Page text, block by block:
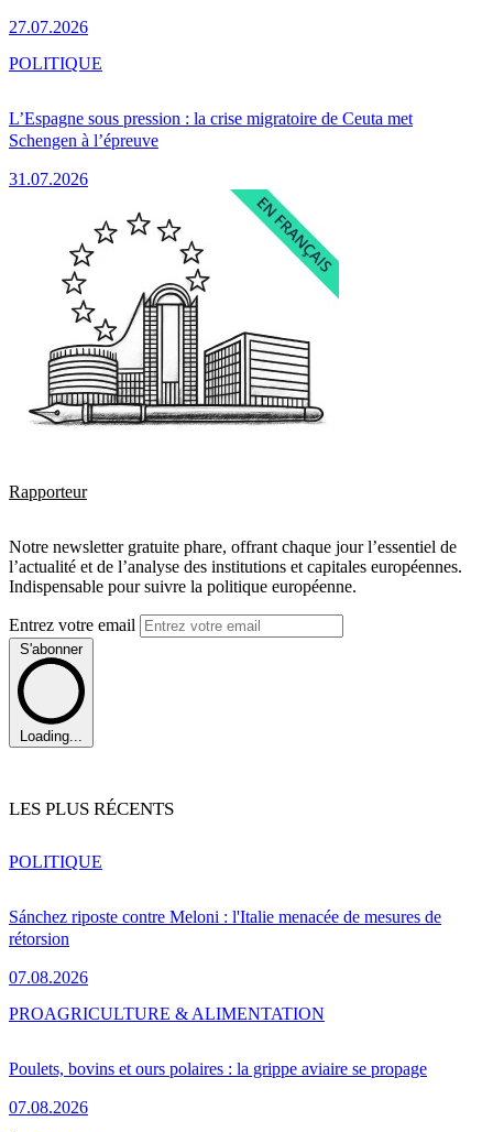
27.07.2026
L’Espagne sous pression : la crise migratoire de Ceuta met
Schengen à l’épreuve
31.07.2026
POLITIQUE
Rapporteur
Notre newsletter gratuite phare, offrant chaque jour l’essentiel de
l’actualité et de l’analyse des institutions et capitales européennes.
Indispensable pour suivre la politique européenne.
Entrez votre email
S'abonner
Loading...
LES PLUS RÉCENTS
Sánchez riposte contre Meloni : l'Italie menacée de mesures de
rétorsion
07.08.2026
POLITIQUE
Poulets, bovins et ours polaires : la grippe aviaire se propage
07.08.2026
PROAGRICULTURE & ALIMENTATION